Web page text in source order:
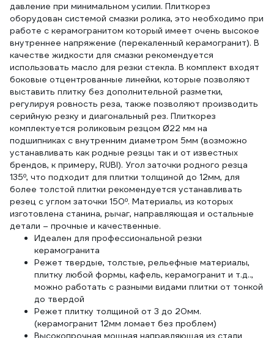
давление при минимальном усилии. Плиткорез
оборудован системой смазки ролика, это необходимо при
работе с керамогранитом который имеет очень высокое
внутреннее напряжение (перекаленный керамогранит). В
качестве жидкости для смазки рекомендуется
использовать масло для резки стекла. В комплект входят
боковые отцентрованные линейки, которые позволяют
выставить плитку без дополнительной разметки,
регулируя ровность реза, также позволяют производить
серийную резку и диагональный рез. Плиткорез
комплектуется роликовым резцом Ø22 мм на
подшипниках с внутренним диаметром 5мм (возможно
устанавливать как родные резцы так и от известных
брендов, к примеру, RUBI). Угол заточки родного резца
135º, что подходит для плитки толщиной до 12мм, для
более толстой плитки рекомендуется устанавливать
резец с углом заточки 150º. Материалы, из которых
изготовлена станина, рычаг, направляющая и остальные
детали – прочные и качественные.
Идеален для профессиональной резки
керамогранита
Режет твердые, толстые, рельефные материалы,
плитку любой формы, кафель, керамогранит и т.д..,
можно работать с разными видами плитки от тонкой
до твердой
Режет плитку толщиной от 3 до 20мм.
(керамогранит 12мм ломает без проблем)
Высокопрочная мощная направляющая из стали